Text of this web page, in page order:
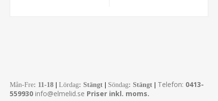
Mån-Fre: 11-18 Lördag: Stängt Söndag: Stängt Telefon: 0413-
559930 info@elmelid.se Priser inkl. moms.